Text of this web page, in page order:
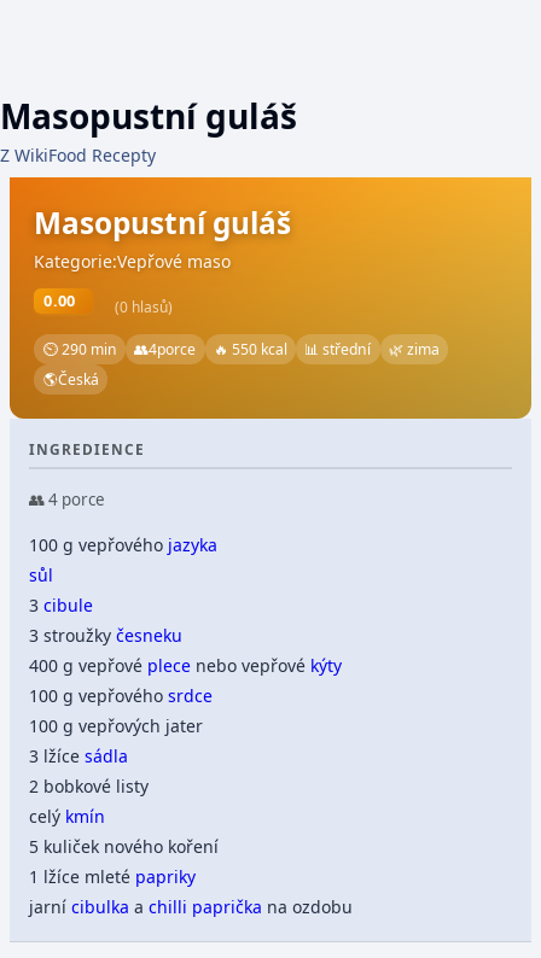
Masopustní guláš
Z WikiFood Recepty
Masopustní guláš
Kategorie:Vepřové maso
0.00 (0 hlasů)
⏲ 290 min 👥4porce 🔥 550 kcal 📊 střední
🌿 zima
🌎Česká
INGREDIENCE
👥 4 porce
100 g vepřového jazyka
sůl
3cibule
3 stroužkyčesneku
400 g vepřové plece nebo vepřové kýty
100 g vepřovéhosrdce
100 g vepřových jater
3 lžícesádla
2 bobkové listy
celý kmín
5 kuliček nového koření
1 lžíce mleté papriky
jarnícibulka achilli paprička na ozdobu